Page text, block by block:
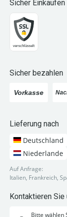
Sicher Einkaufen
Sicher bezahlen
Lieferung nach
Deutschland
Niederlande
Auf Anfrage:
Italien, Frankreich,
Kontaktieren Sie
Bitte wählen